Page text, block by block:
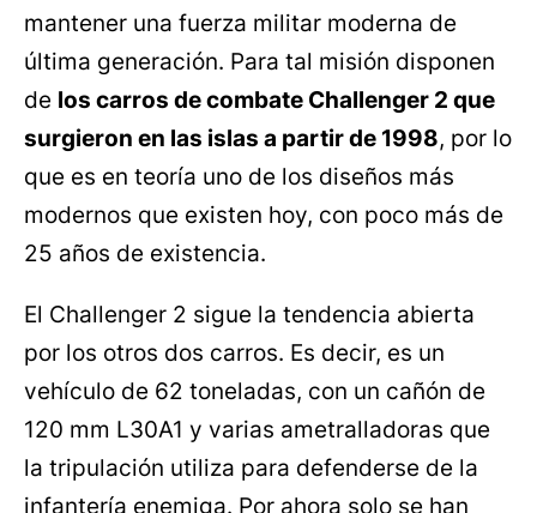
mantener una fuerza militar moderna de
última generación. Para tal misión disponen
de los carros de combate Challenger 2 que
surgieron en las islas a partir de 1998, por lo
que es en teoría uno de los diseños más
modernos que existen hoy, con poco más de
25 años de existencia.
El Challenger 2 sigue la tendencia abierta
por los otros dos carros. Es decir, es un
vehículo de 62 toneladas, con un cañón de
120 mm L30A1 y varias ametralladoras que
la tripulación utiliza para defenderse de la
infantería enemiga. Por ahora solo se han